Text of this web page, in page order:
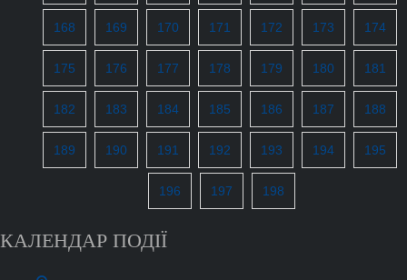
168 169 170 171 172 173 174
175 176 177 178 179 180 181
182 183 184 185 186 187 188
189 190 191 192 193 194 195
196 197 198
КАЛЕНДАР ПОДІЇ